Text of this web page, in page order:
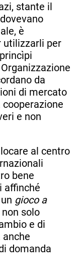
stante il
è
utilizzarli per
da
di mercato
e non
al centro
bene
affinché
gioco a
solo
e di
domanda